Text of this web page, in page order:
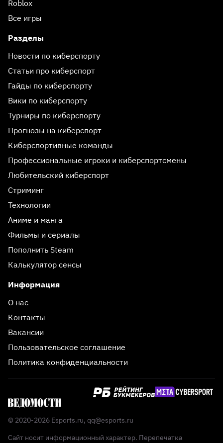
Roblox
Все игры
Разделы
Новости по киберспорту
Статьи про киберспорт
Гайды по киберспорту
Вики по киберспорту
Турниры по киберспорту
Прогнозы на киберспорт
Киберспортивные команды
Профессиональные игроки и киберспортсмены
Любительский киберспорт
Стриминг
Технологии
Аниме и манга
Фильмы и сериалы
Пополнить Steam
Калькулятор сенсы
Информация
О нас
Контакты
Вакансии
Пользовательское соглашение
Политика конфиденциальности
© 2020-2026 Esports.ru, qq@esports.ru
Сайт носит информационный характер. Перепечатка